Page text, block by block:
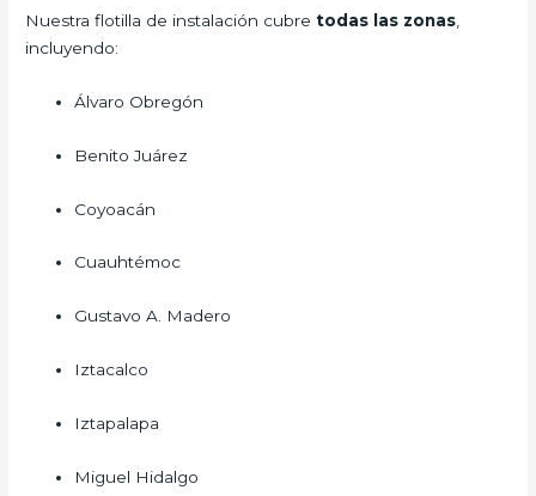
Nuestra flotilla de instalación cubretodas las zonas
incluyendo:
Álvaro Obregón
Benito Juárez
Coyoacán
Cuauhtémoc
Gustavo A. Madero
Iztacalco
Iztapalapa
Miguel Hidalgo